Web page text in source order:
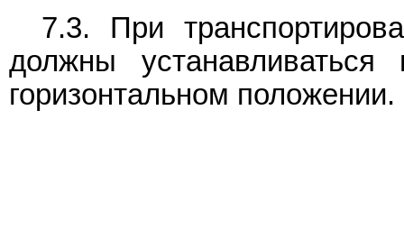
7.3. При
должны
горизонтальном положении.